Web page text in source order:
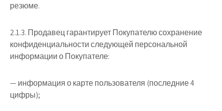
резюме.
2.1.3. Продавец гарантирует Покупателю сохранение
конфиденциальности следующей персональной
информации о Покупателе:
— информация о карте пользователя (последние 4
цифры);